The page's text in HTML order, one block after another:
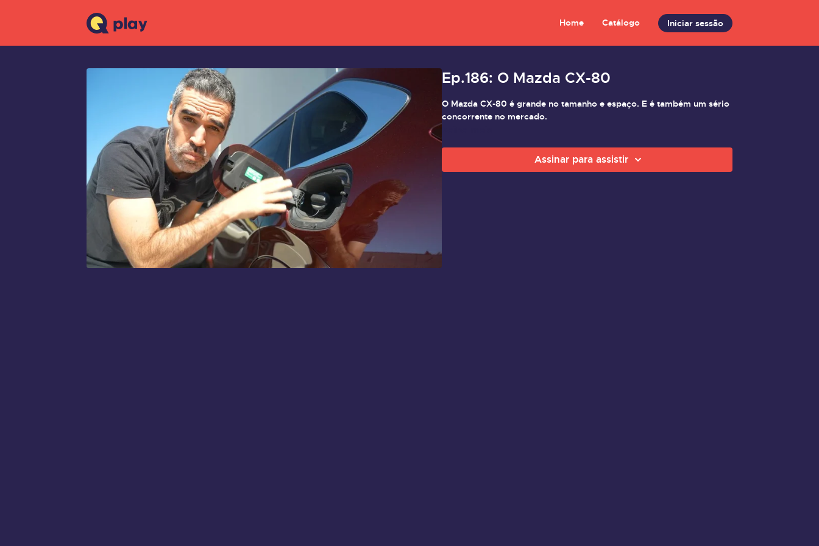
Home Catálogo Iniciar sessão
Ep.186: O Mazda CX-80
O Mazda CX-80 é grande no tamanho e espaço. E é também um sério
concorrente no mercado.
Assinar para assistir